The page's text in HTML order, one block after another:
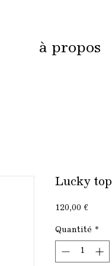
à propos
Lucky top
120,00 €Prix
Quantité *